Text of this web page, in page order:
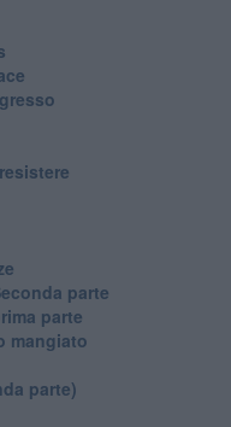
parte
parte
mangiato
parte)